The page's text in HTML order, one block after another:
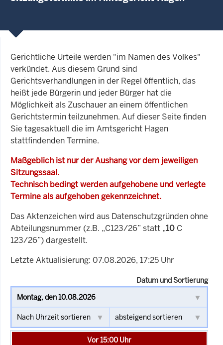
Gerichtliche Urteile werden "im Namen des Volkes"
verkündet. Aus diesem Grund sind
Gerichtsverhandlungen in der Regel öffentlich, das
heißt jede Bürgerin und jeder Bürger hat die
Möglichkeit als Zuschauer an einem öffentlichen
Gerichtstermin teilzunehmen. Auf dieser Seite finden
Sie tagesaktuell die im Amtsgericht Hagen
stattfindenden Termine.
Maßgeblich ist nur der Aushang vor dem jeweiligen
Sitzungssaal.
Technisch bedingt werden aufgehobene und verlegte
Termine als aufgehoben gekennzeichnet.
Das Aktenzeichen wird aus Datenschutzgründen ohne
Abteilungsnummer (z.B. „C123/26” statt „10 C
123/26”) dargestellt.
Letzte Aktualisierung: 07.08.2026, 17:25 Uhr
Datum und Sortierung
Vor 15:00 Uhr